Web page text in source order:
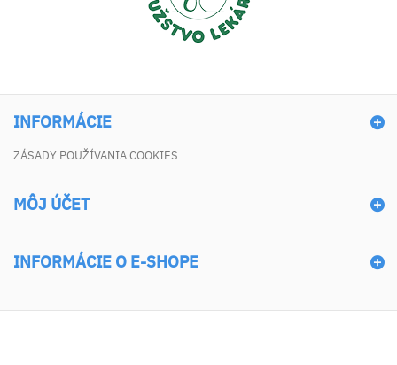
INFORMÁCIE
ZÁSADY POUŽÍVANIA COOKIES
MÔJ ÚČET
INFORMÁCIE O E-SHOPE